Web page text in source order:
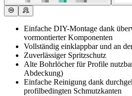
Einfache DIY-Montage dank
vormontierter Komponenten
Vollständig einklappbar und an
Zuverlässiger Spritzschutz
Alte Bohrlöcher für Profile
Abdeckung)
Einfache Reinigung dank
profilbedingten Schmutzkanten